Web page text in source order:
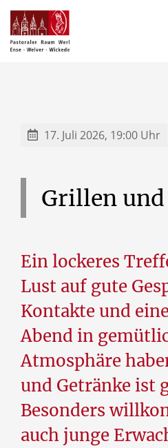
17. Juli 2026, 19:00 Uhr
Grillen und
Ein lockeres
Lust auf gute
Kontakte und
Abend in
Atmosphäre
und Getränke ist
Besonders
auch junge